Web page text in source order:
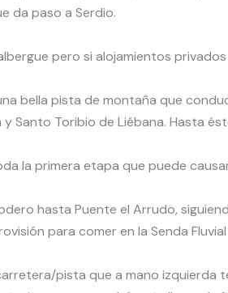
da paso a Serdio.
pero si alojamientos
bella pista de montaña que
Santo Toribio de Liébana. Hasta
la primera etapa que puede
hasta Puente el Arrudo,
para comer en la Senda
pista que a mano izquierda